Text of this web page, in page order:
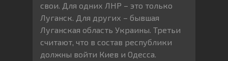
свои. Для одних ЛНР – это только
Луганск. Для других – бывшая
Луганская область Украины. Третьи
считают, что в состав республики
должны войти Киев и Одесса.